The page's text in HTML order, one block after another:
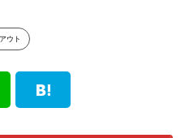
ウト